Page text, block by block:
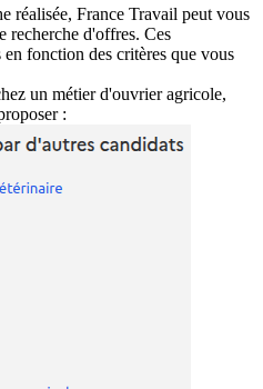
réalisée, France Travail peut vous
recherche d'offres. Ces
en fonction des critères que vous
un métier d'ouvrier agricole,
: